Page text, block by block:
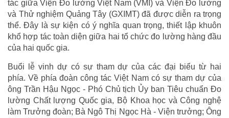
tác giữa Viện Đo lường Việt Nam (VMI) và Viện Đo lường
và Thử nghiệm Quảng Tây (GXIMT) đã được diễn ra trọng
thể. Đây là sự kiện có ý nghĩa quan trọng, thiết lập khuôn
khổ hợp tác toàn diện giữa hai tổ chức đo lường hàng đầu
của hai quốc gia.
Buổi lễ vinh dự có sự tham dự của các đại biểu từ hai
phía. Về phía đoàn công tác Việt Nam có sự tham dự của
ông Trần Hậu Ngọc - Phó Chủ tịch Ủy ban Tiêu chuẩn Đo
lường Chất lượng Quốc gia, Bộ Khoa học và Công nghệ
làm Trưởng đoàn; Bà Ngô Thị Ngọc Hà - Viện trưởng; Ông